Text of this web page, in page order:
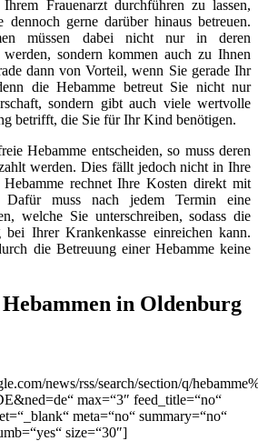
Frauenarzt durchführen zu lassen,
gerne darüber hinaus betreuen.
müssen dabei nicht nur in deren
sondern kommen auch zu Ihnen
dann von Vorteil, wenn Sie gerade Ihr
die Hebamme betreut Sie nicht nur
sondern gibt auch viele wertvolle
betrifft, die Sie für Ihr Kind benötigen.
Hebamme entscheiden, so muss deren
werden. Dies fällt jedoch nicht in Ihre
rechnet Ihre Kosten direkt mit
Dafür muss nach jedem Termin eine
welche Sie unterschreiben, sodass die
bei Ihrer Krankenkasse einreichen kann.
die Betreuung einer Hebamme keine
in Oldenburg
news/rss/search/section/q/
max=“3″ feed_title=“no“
meta=“no“ summary=“no“
size=“30″]